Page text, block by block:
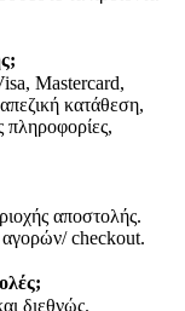
Mastercard,
κατάθεση,
πληροφορίες,
αποστολής.
αγορών/ checkout.
διεθνώς.